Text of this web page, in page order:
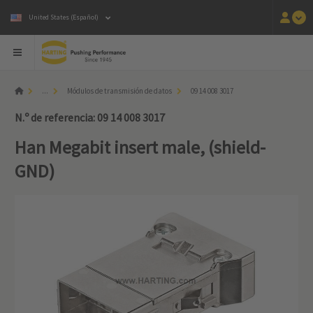
United States (Español)
... Módulos de transmisión de datos 09 14 008 3017
N.º de referencia: 09 14 008 3017
Han Megabit insert male, (shield-
GND)